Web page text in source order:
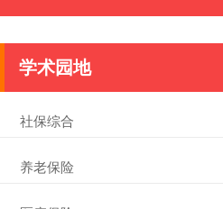
学术园地
社保综合
养老保险